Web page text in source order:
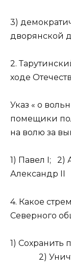
3)
дворянской
2.
ходе
Указ « о
помещики
на волю за
1) Павел I;
Александр II
4. Какое
Северного
1)
2)